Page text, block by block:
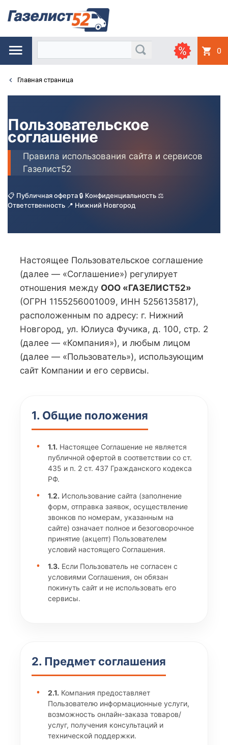
0
Главная страница
Пользовательское
соглашение
Правила использования сайта и сервисов
Газелист52
📋 Публичная оферта 🔒 Конфиденциальность ⚖️
Ответственность 📍 Нижний Новгород
Настоящее Пользовательское соглашение
(далее — «Соглашение») регулирует
отношения между ООО «ГАЗЕЛИСТ52»
(ОГРН 1155256001009, ИНН 5256135817),
расположенным по адресу: г. Нижний
Новгород, ул. Юлиуса Фучика, д. 100, стр. 2
(далее — «Компания»), и любым лицом
(далее — «Пользователь»), использующим
сайт Компании и его сервисы.
1. Общие положения
1.1. Настоящее Соглашение не является
публичной офертой в соответствии со ст.
435 и п. 2 ст. 437 Гражданского кодекса
РФ.
1.2. Использование сайта (заполнение
форм, отправка заявок, осуществление
звонков по номерам, указанным на
сайте) означает полное и безоговорочное
принятие (акцепт) Пользователем
условий настоящего Соглашения.
1.3. Если Пользователь не согласен с
условиями Соглашения, он обязан
покинуть сайт и не использовать его
сервисы.
2. Предмет соглашения
2.1. Компания предоставляет
Пользователю информационные услуги,
возможность онлайн-заказа товаров/
услуг, получения консультаций и
технической поддержки.